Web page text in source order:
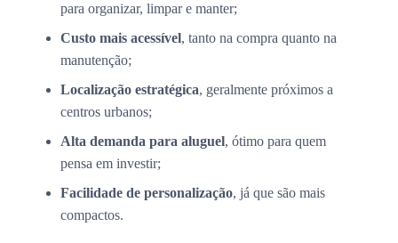
para organizar, limpar e manter;
Custo mais acessível, tanto na compra quanto na
manutenção;
Localização estratégica, geralmente próximos a
centros urbanos;
Alta demanda para aluguel, ótimo para quem
pensa em investir;
Facilidade de personalização, já que são mais
compactos.